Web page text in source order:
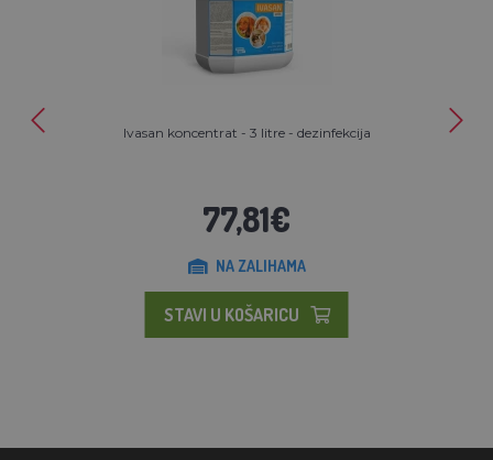
Ivasan koncentrat - 3 litre - dezinfekcija
77,81€
NA ZALIHAMA
STAVI U KOŠARICU